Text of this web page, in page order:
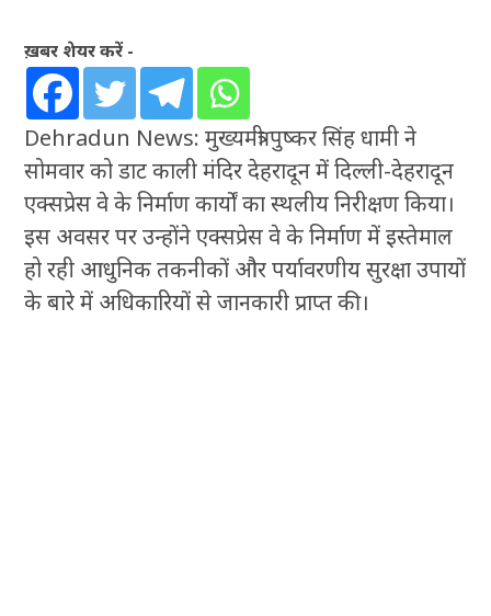
ख़बर शेयर करें -
Dehradun News: मुख्यमंत्री पुष्कर सिंह धामी ने
सोमवार को डाट काली मंदिर देहरादून में दिल्ली-देहरादून
एक्सप्रेस वे के निर्माण कार्यों का स्थलीय निरीक्षण किया।
इस अवसर पर उन्होंने एक्सप्रेस वे के निर्माण में इस्तेमाल
हो रही आधुनिक तकनीकों और पर्यावरणीय सुरक्षा उपायों
के बारे में अधिकारियों से जानकारी प्राप्त की।